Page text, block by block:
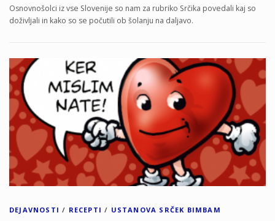
Osnovnošolci iz vse Slovenije so nam za rubriko Srčika povedali kaj so
doživljali in kako so se počutili ob šolanju na daljavo.
DEJAVNOSTI / RECEPTI / USTANOVA SRČEK BIMBAM